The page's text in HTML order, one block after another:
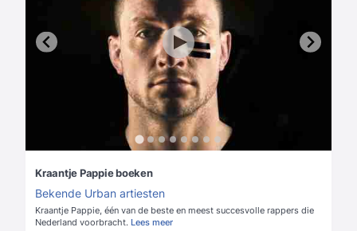
Kraantje Pappie boeken
Bekende Urban artiesten
Kraantje Pappie, één van de beste en meest succesvolle rappers die
Nederland voorbracht. Lees meer